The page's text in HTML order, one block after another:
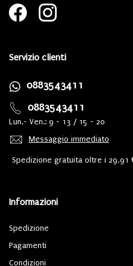
Servizio clienti
0883543411
0883543411
Lun.- Ven.: 9 - 13 / 15 - 20
Messaggio immediato
Spedizione gratuita oltre i 29,91
Informazioni
Spedizione
Pagamenti
Condizioni